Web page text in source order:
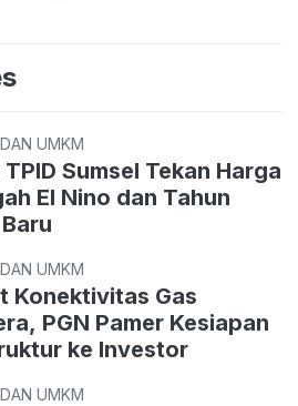
UMKM
Sumsel Tekan Harga
El Nino dan Tahun
UMKM
Konektivitas Gas
PGN Pamer Kesiapan
ke Investor
UMKM